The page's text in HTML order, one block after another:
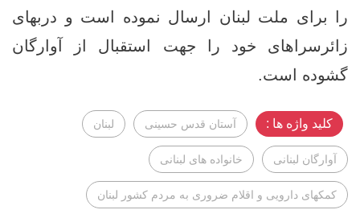
را برای ملت لبنان ارسال نموده است و دربهای
زائرسراهای خود را جهت استقبال از آوارگان
گشوده است.
کلید واژه ها : آستان قدس حسینی لبنان
آوارگان لبنانی خانواده های لبنانی
کمکهای دارویی و اقلام ضروری به مردم کشور لبنان